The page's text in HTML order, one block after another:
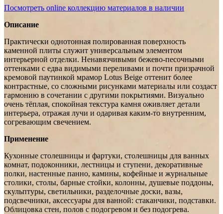
Посмотреть online коллекцию материалов в наличии
Описание
Практически однотонная полированная поверхность
каменной плиты служит универсальным элементом
интерьерной отделки. Ненавязчивыми бежево-песочными
оттенками с едва видимыми переливами и почти призрачной
кремовой паутинкой мрамор Lotus Beige оттенит более
контрастные, со сложными рисунками материалы или создаст
гармонию в сочетании с другими покрытиями. Визуально
очень тёплая, спокойная текстура камня оживляет детали
интерьера, отражая лучи и одаривая каким-то внутренним,
согревающим свечением.
Применение
Кухонные столешницы и фартуки, столешницы для ванных
комнат, подоконники, лестницы и ступени, декоративные
полки, настенные панно, камины, кофейные и журнальные
столики, столы, барные стойки, колонны, душевые поддоны,
скульптуры, светильники, разделочные доски, вазы,
подсвечники, аксессуары для ванной: стаканчики, подставки.
Облицовка стен, полов с подогревом и без подогрева.